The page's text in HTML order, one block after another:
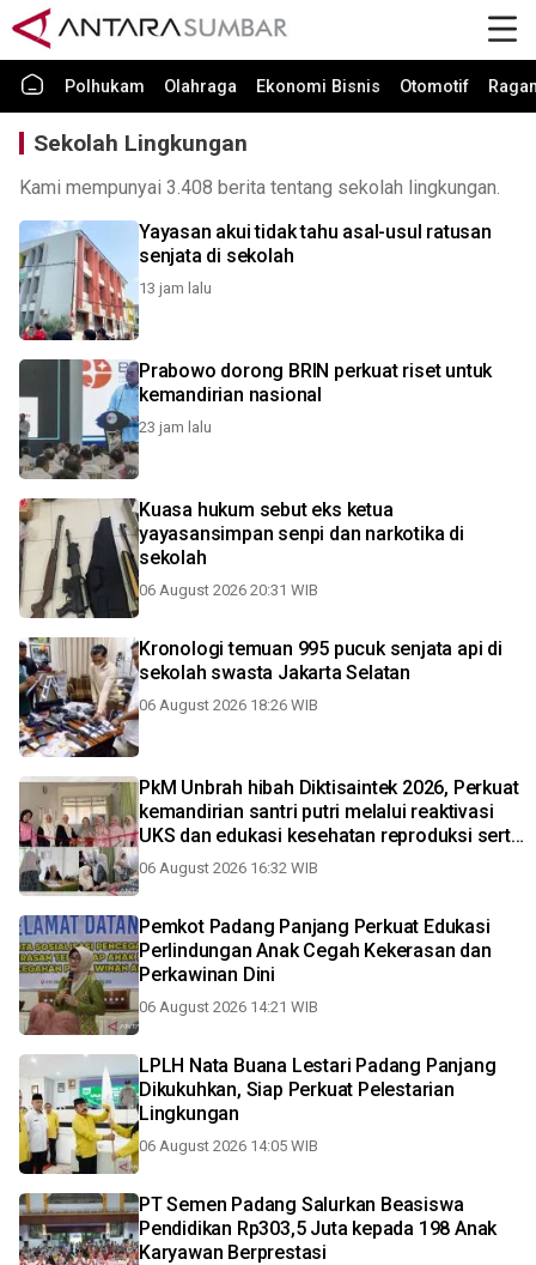
Polhukam Olahraga Ekonomi Bisnis Otomotif
Sekolah Lingkungan
Kami mempunyai 3.408 berita tentang sekolah lingkungan.
Yayasan akui tidak tahu asal-usul ratusan
senjata di sekolah
13 jam lalu
Prabowo dorong BRIN perkuat riset untuk
kemandirian nasional
23 jam lalu
Kuasa hukum sebut eks ketua
yayasansimpan senpi dan narkotika di
sekolah
06 August 2026 20:31 WIB
Kronologi temuan 995 pucuk senjata api di
sekolah swasta Jakarta Selatan
06 August 2026 18:26 WIB
PkM Unbrah hibah Diktisaintek 2026, Perkuat
kemandirian santri putri melalui reaktivasi
UKS dan edukasi kesehatan reproduksi serta
higiene perorangan pascabanjir di Padang
06 August 2026 16:32 WIB
Pemkot Padang Panjang Perkuat Edukasi
Perlindungan Anak Cegah Kekerasan dan
Perkawinan Dini
06 August 2026 14:21 WIB
LPLH Nata Buana Lestari Padang Panjang
Dikukuhkan, Siap Perkuat Pelestarian
Lingkungan
06 August 2026 14:05 WIB
PT Semen Padang Salurkan Beasiswa
Pendidikan Rp303,5 Juta kepada 198 Anak
Karyawan Berprestasi